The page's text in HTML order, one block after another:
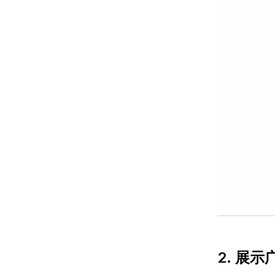
2. 展示